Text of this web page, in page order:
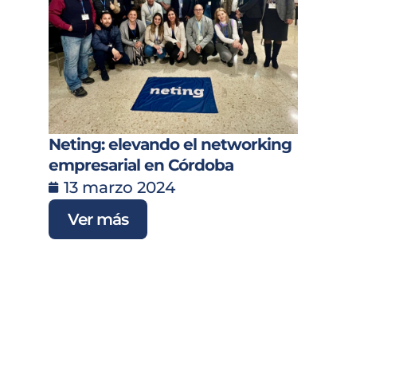
Neting: elevando el networking
empresarial en Córdoba
13 marzo 2024
Ver más